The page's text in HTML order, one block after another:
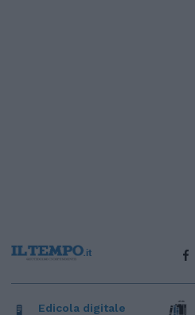
Edicola digitale